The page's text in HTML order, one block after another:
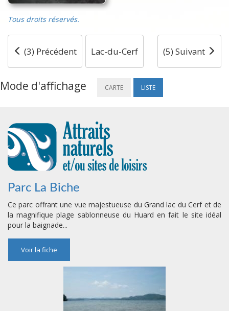
Tous droits réservés.
(3) Précédent Lac-du-Cerf (5) Suivant
Mode d'affichage CARTE LISTE
Parc La Biche
Ce parc offrant une vue majestueuse du Grand lac du Cerf et de
la magnifique plage sablonneuse du Huard en fait le site idéal
pour la baignade...
Voir la fiche